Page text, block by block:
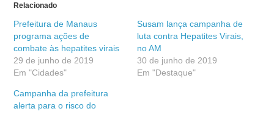
Relacionado
Prefeitura de Manaus
programa ações de
combate às hepatites virais
29 de junho de 2019
Em "Cidades"
Susam lança campanha de
luta contra Hepatites Virais,
no AM
30 de junho de 2019
Em "Destaque"
Campanha da prefeitura
alerta para o risco do